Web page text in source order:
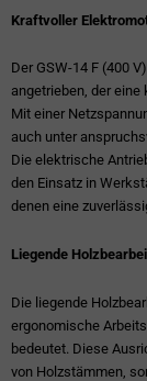
Kraftvoller
Der GSW-14 F (400
angetrieben, der
Mit einer
auch unter
Die elektrische
den Einsatz in
denen eine
Liegende
Die liegende
ergonomische
bedeutet. Diese
von Holzstämmen,